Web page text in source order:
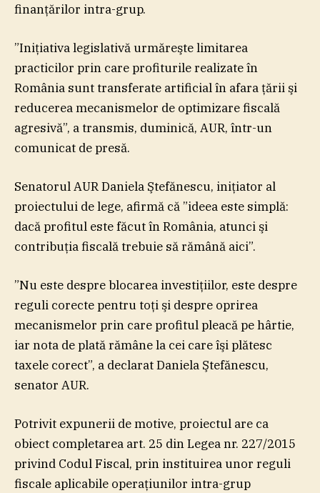
finanţărilor intra-grup.
”Iniţiativa legislativă urmăreşte limitarea
practicilor prin care profiturile realizate în
România sunt transferate artificial în afara ţării şi
reducerea mecanismelor de optimizare fiscală
agresivă”, a transmis, duminică, AUR, într-un
comunicat de presă.
Senatorul AUR Daniela Ştefănescu, iniţiator al
proiectului de lege, afirmă că ”ideea este simplă:
dacă profitul este făcut în România, atunci şi
contribuţia fiscală trebuie să rămână aici”.
”Nu este despre blocarea investiţiilor, este despre
reguli corecte pentru toţi şi despre oprirea
mecanismelor prin care profitul pleacă pe hârtie,
iar nota de plată rămâne la cei care îşi plătesc
taxele corect”, a declarat Daniela Ştefănescu,
senator AUR.
Potrivit expunerii de motive, proiectul are ca
obiect completarea art. 25 din Legea nr. 227/2015
privind Codul Fiscal, prin instituirea unor reguli
fiscale aplicabile operaţiunilor intra-grup